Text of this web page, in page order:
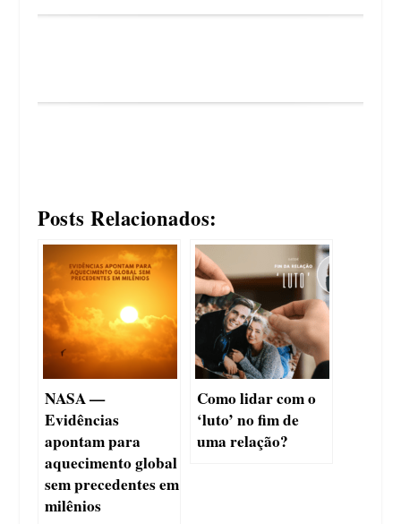
Posts Relacionados:
NASA —
Evidências
apontam para
aquecimento global
sem precedentes em
milênios
Como lidar com o
‘luto’ no fim de
uma relação?